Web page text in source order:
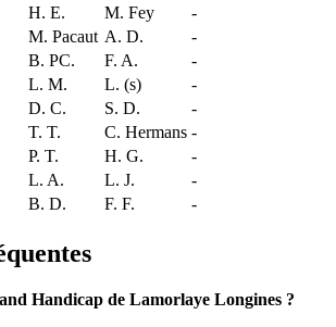
H. E. M. Fey
-
M. Pacaut A. D.
-
B. PC. F. A.
-
L. M. L. (s)
-
D. C. S. D.
-
T. T. C. Hermans -
P. T. H. G.
-
L. A. L. J.
-
B. D. F. F. -
Handicap de Lamorlaye Longines ?